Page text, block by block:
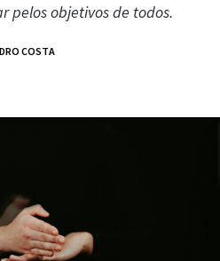
pelos objetivos de todos.
COSTA